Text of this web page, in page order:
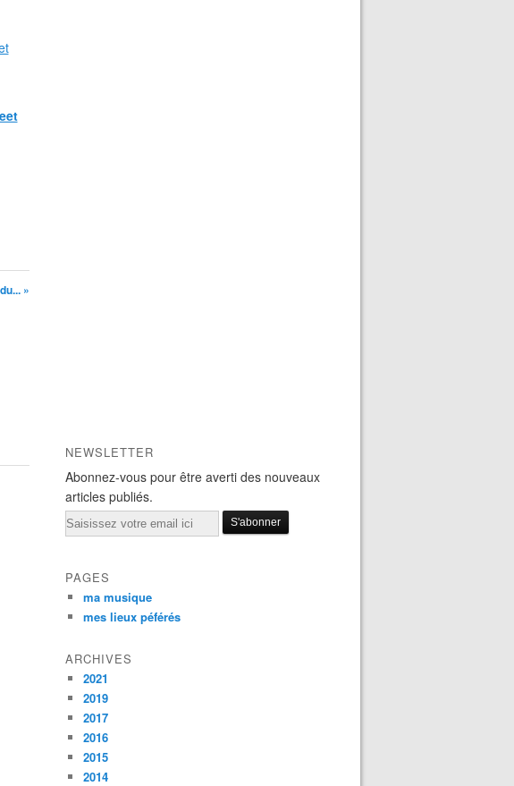
»
NEWSLETTER
Abonnez-vous pour être averti des nouveaux
articles publiés.
Email
PAGES
ma musique
mes lieux péférés
ARCHIVES
2021
2019
2017
2016
2015
2014